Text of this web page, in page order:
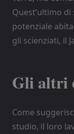
Quest’ultimo
potenziale
gli scienziati, il
Gli altri
Come
studio, il loro